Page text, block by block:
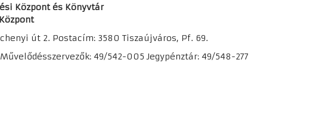
Központ és Könyvtár
út 2. Postacím: 3580 Tiszaújváros, Pf. 69.
49/542-005 Jegypénztár: 49/548-277